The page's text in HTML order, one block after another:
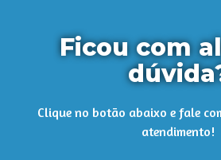
Ficou com
Clique no botão abaixo e fale
atendimento!